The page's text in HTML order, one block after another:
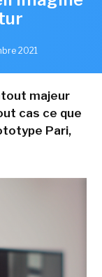
2021
majeur
cas ce que
Pari,